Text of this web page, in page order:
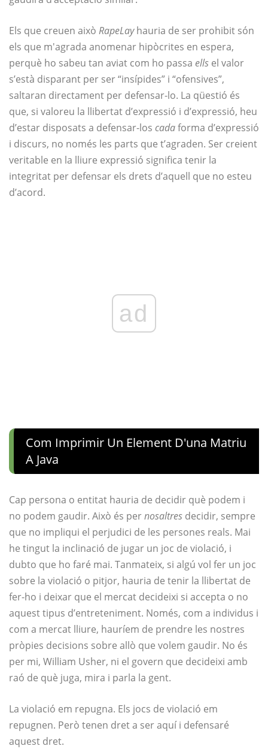
Els que creuen això RapeLayhauria de ser prohibit són
els que m'agrada anomenar hipòcrites en espera,
perquè ho sabeu tan aviat com ho passa ells el valor
s’està disparant per ser “insípides” i “ofensives”,
saltaran directament per defensar-lo. La qüestió és
que, si valoreu la llibertat d’expressió i d’expressió, heu
d’estar disposats a defensar-los cadaforma d’expressió
i discurs, no només les parts que t’agraden. Ser creient
veritable en la lliure expressió significa tenir la
integritat per defensar els drets d’aquell que no esteu
d’acord.
ad
Com Imprimir Un Element D'una Matriu
A Java
Cap persona o entitat hauria de decidir què podem i
no podem gaudir. Això és pernosaltres decidir, sempre
que no impliqui el perjudici de les persones reals. Mai
he tingut la inclinació de jugar un joc de violació, i
dubto que ho faré mai. Tanmateix, si algú vol fer un joc
sobre la violació o pitjor, hauria de tenir la llibertat de
fer-ho i deixar que el mercat decideixi si accepta o no
aquest tipus d’entreteniment. Només, com a individus i
com a mercat lliure, hauríem de prendre les nostres
pròpies decisions sobre allò que volem gaudir. No és
per mi, William Usher, ni el govern que decideixi amb
raó de què juga, mira i parla la gent.
La violació em repugna. Els jocs de violació em
repugnen. Però tenen dret a ser aquí i defensaré
aquest dret.